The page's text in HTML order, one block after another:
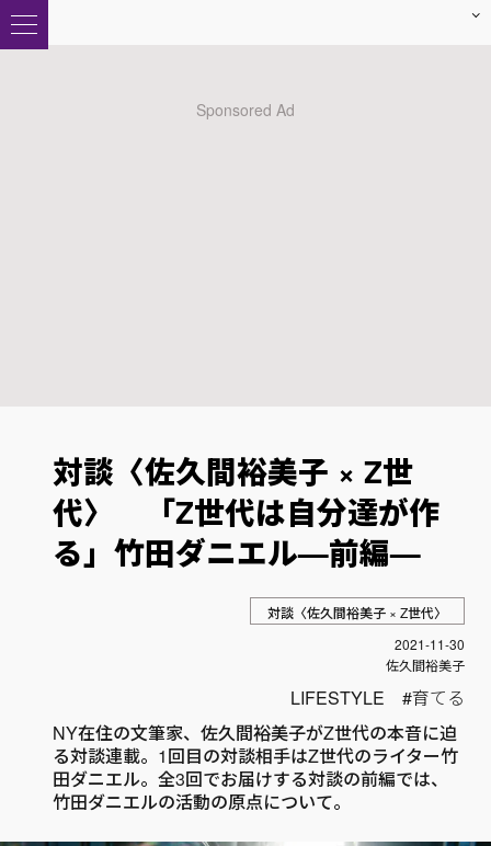
対談〈佐久間裕美子 × Z世
代〉 「Z世代は自分達が作
る」竹田ダニエル—前編—
対談〈佐久間裕美子 × Z世代〉
投稿日
2021-11-30
Author
佐久間裕美子
LIFESTYLE
育てる
NY在住の文筆家、佐久間裕美子がZ世代の本音に迫
る対談連載。1回目の対談相手はZ世代のライター竹
田ダニエル。全3回でお届けする対談の前編では、
竹田ダニエルの活動の原点について。